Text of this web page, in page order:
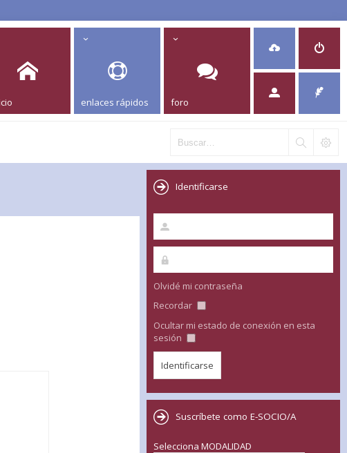
enlaces rápidos foro
Identificarse
Olvidé mi contraseña
Recordar
Ocultar mi estado de conexión en esta
sesión
Suscríbete como E-SOCIO/A
Selecciona MODALIDAD